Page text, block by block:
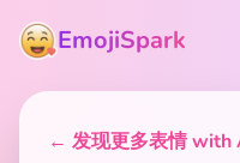
EmojiSpark
← 发现更多表情 with